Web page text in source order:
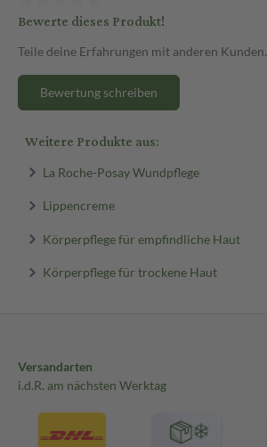
Bewerte dieses Produkt!
Teile deine Erfahrungen mit anderen Kunden.
Bewertung schreiben
Weitere Produkte aus:
La Roche-Posay Wundpflege
Lippencreme
Körperpflege für empfindliche Haut
Körperpflege für trockene Haut
Versandarten
i.d.R. am nächsten Werktag